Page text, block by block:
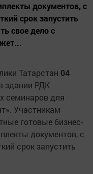
документов, с
срок запустить
свое дело с
Татарстан 04
здании РДК
семинаров для
Участникам
готовые бизнес-
документов, с
срок запустить